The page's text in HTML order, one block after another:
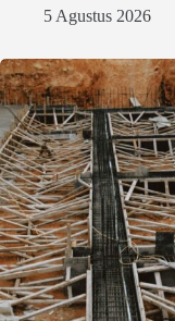
5 Agustus 2026